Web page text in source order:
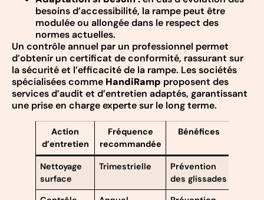
besoins d’accessibilité, la rampe peut être
modulée ou allongée dans le respect des
normes actuelles.
Un contrôle annuel par un professionnel permet
d’obtenir un certificat de conformité, rassurant sur
la sécurité et l’efficacité de la rampe. Les sociétés
spécialisées comme HandiRamp proposent des
services d’audit et d’entretien adaptés, garantissant
une prise en charge experte sur le long terme.
Action
d’entretien
Fréquence
recommandée
Bénéfices
Nettoyage
surface
Trimestrielle
Prévention
des glissades